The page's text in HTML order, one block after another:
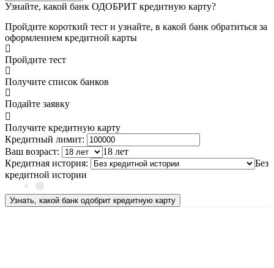
Узнайте, какой банк ОДОБРИТ кредитную карту?
Пройдите короткий тест и узнайте, в какой банк обратиться за
оформлением кредитной карты
Пройдите тест
Получите список банков
Подайте заявку
Получите кредитную карту
Кредитный лимит:
Ваш возраст:
18 лет
Кредитная история:
Без
кредитной истории
Узнать, какой банк одобрит кредитную карту